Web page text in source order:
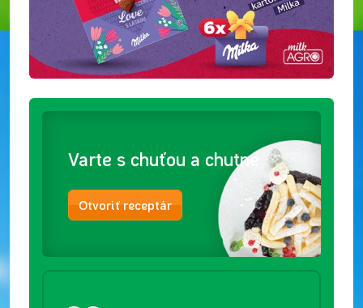
Varte s chuťou a chutne
Otvoriť receptár